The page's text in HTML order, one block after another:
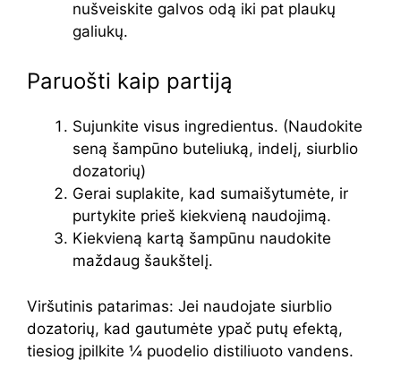
nušveiskite galvos odą iki pat plaukų
galiukų.
Paruošti kaip partiją
Sujunkite visus ingredientus. (Naudokite
seną šampūno buteliuką, indelį, siurblio
dozatorių)
Gerai suplakite, kad sumaišytumėte, ir
purtykite prieš kiekvieną naudojimą.
Kiekvieną kartą šampūnu naudokite
maždaug šaukštelį.
Viršutinis patarimas: Jei naudojate siurblio
dozatorių, kad gautumėte ypač putų efektą,
tiesiog įpilkite ¼ puodelio distiliuoto vandens.